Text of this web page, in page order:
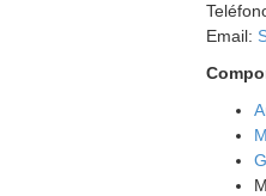
Email: